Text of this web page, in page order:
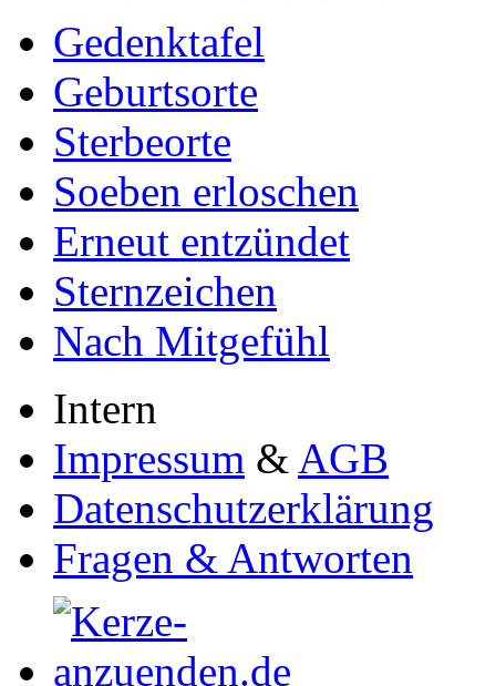
Gedenktafel
Geburtsorte
Sterbeorte
Soeben erloschen
Erneut entzündet
Sternzeichen
Nach Mitgefühl
Intern
Impressum & AGB
Datenschutzerklärung
Fragen & Antworten